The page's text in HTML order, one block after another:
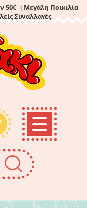
50€ | Μεγάλη Ποικιλία
Συναλλαγές